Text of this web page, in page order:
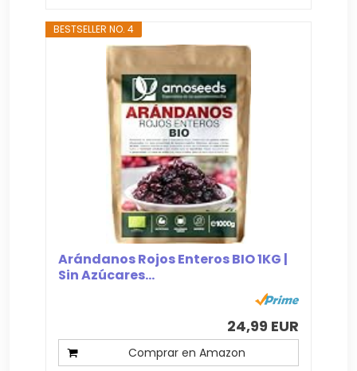
BESTSELLER NO. 4
Arándanos Rojos Enteros BIO 1KG |
Sin Azúcares...
24,99 EUR
Comprar en Amazon